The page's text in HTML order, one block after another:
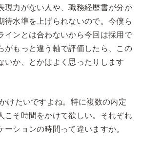
現力がない人や、職務経歴書が分か
待水準を上げられないので。今僕ら
インとは合わないから今回は採用で
がもっと違う軸で評価したら、この
いか、とかはよく思ったりします
けたいですよね。特に複数の内定
こそ時間をかけて欲しい。それぞれ
ションの時間って違いますか。